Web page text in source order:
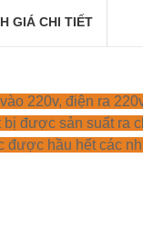
GIÁ CHI TIẾT
220v, điện ra
được sản suất ra
được hầu hết các